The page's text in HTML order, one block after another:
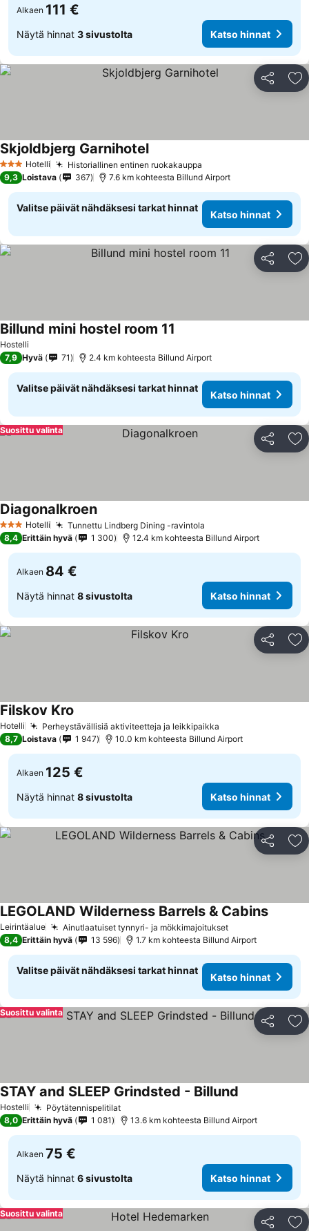
Alkaen 111 €
Näytä hinnat 3 sivustolta Katso hinnat
Jaa
3 Tähtiluokitus
Hotelli Historiallinen entinen ruokakauppa
Skjoldbjerg Garnihotel
9,3 Loistava 367 7.6 km kohteesta Billund Airport
Valitse päivät nähdäksesi tarkat hinnat
Katso hinnat
Jaa
Hostelli
Billund mini hostel room 11
7,9 Hyvä 71 2.4 km kohteesta Billund Airport
Valitse päivät nähdäksesi tarkat hinnat
Katso hinnat
Jaa
Suosittu valinta
3 Tähtiluokitus
Hotelli Tunnettu Lindberg Dining -ravintola
Diagonalkroen
8,4 Erittäin hyvä 1 300 12.4 km kohteesta Billund Airport
Alkaen 84 €
Näytä hinnat 8 sivustolta Katso hinnat
Jaa
Hotelli Perheystävällisiä aktiviteetteja ja leikkipaikka
Filskov Kro
8,7 Loistava 1 947 10.0 km kohteesta Billund Airport
Alkaen 125 €
Näytä hinnat 8 sivustolta Katso hinnat
Jaa
Leirintäalue Ainutlaatuiset tynnyri- ja mökkimajoitukset
LEGOLAND Wilderness Barrels & Cabins
8,4 Erittäin hyvä 13 596 1.7 km kohteesta Billund Airport
Valitse päivät nähdäksesi tarkat hinnat
Katso hinnat
Jaa
Suosittu valinta
Hostelli Pöytätennispelitilat
STAY and SLEEP Grindsted - Billund
8,0 Erittäin hyvä 1 081 13.6 km kohteesta Billund Airport
Alkaen 75 €
Näytä hinnat 6 sivustolta Katso hinnat
Jaa
Suosittu valinta